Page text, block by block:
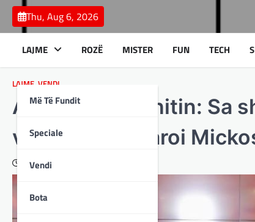
Skip
content
Thu, Aug 6, 2026
LAJME
Më Të Fundit
Speciale
Vendi
Bota
ROZË MISTER FUN TECH
LAJME VENDI
ASH pyet Mexhitin: Sa
vende sa deklaroi
June 25, 2025